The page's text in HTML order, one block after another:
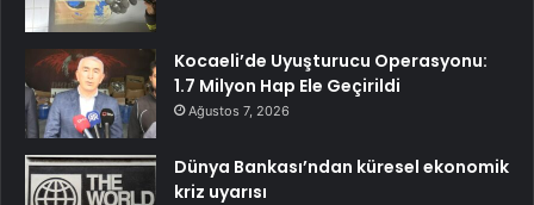
Kocaeli’de Uyuşturucu Operasyonu:
1.7 Milyon Hap Ele Geçirildi
Ağustos 7, 2026
Dünya Bankası’ndan küresel ekonomik
kriz uyarısı